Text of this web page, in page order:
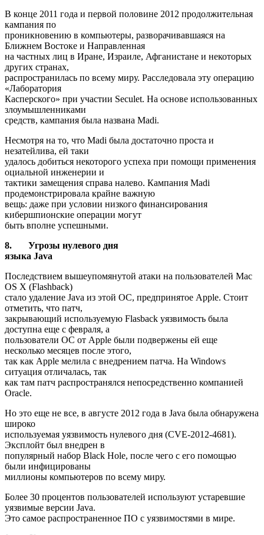
В конце 2011 года и первой половине 2012 продолжительная
кампания по
проникновению в компьютеры, разворачивавшаяся на
Ближнем Востоке и Направленная
на частных лиц в Иране, Израиле, Афганистане и некоторых
других странах,
распространилась по всему миру. Расследовала эту операцию
«Лаборатория
Касперского» при участии Seculet. На основе использованных
злоумышленниками
средств, кампания была названа Madi.
Несмотря на то, что Madi была достаточно проста и
незатейлива, ей таки
удалось добиться некоторого успеха при помощи применения
оциальной инженерии и
тактики замещения справа налево. Кампания Madi
продемонстрировала крайне важную
вещь: даже при условии низкого финансирования
кибершпионские операции могут
быть вполне успешными.
8.
Угрозы нулевого дня
языка Java
Последствием вышеупомянутой атаки на пользователей Mac
OS X (Flashback)
стало удаление Java из этой ОС, предпринятое Apple. Стоит
отметить, что патч,
закрывающий используемую Flasback уязвимость была
доступна еще с февраля, а
пользователи ОС от Apple были подвержены ей еще
несколько месяцев после этого,
так как Apple мелила с внедрением патча. На Windows
ситуация отличалась, так
как там патч распространялся непосредственно компанией
Oracle.
Но это еще не все, в августе 2012 года в Java была обнаружена
широко
используемая уязвимость нулевого дня (CVE-2012-4681).
Эксплойт был внедрен в
популярный набор Black Hole, после чего с его помощью
были инфицированы
миллионы компьютеров по всему миру.
Более 30 процентов пользователей используют устаревшие
уязвимые версии Java.
Это самое распространенное ПО с уязвимостями в мире.